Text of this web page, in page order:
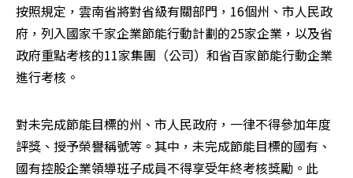
按照規定，雲南省將對省級有關部門，16個州、市人民政
府，列入國家千家企業節能行動計劃的25家企業，以及省
政府重點考核的11家集團（公司）和省百家節能行動企業
進行考核。
對未完成節能目標的州、市人民政府，一律不得參加年度
評獎、授予榮譽稱號等。其中，未完成節能目標的國有、
國有控股企業領導班子成員不得享受年終考核獎勵。此